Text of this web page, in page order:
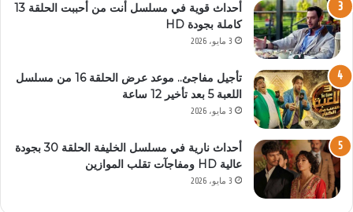
أحداث قوية في مسلسل أنت من أحببت الحلقة 13
كاملة بجودة HD
3 مايو، 2026
تأجيل مفاجئ.. موعد عرض الحلقة 16 من مسلسل
اللعبة 5 بعد تأخير 12 ساعة
3 مايو، 2026
أحداث نارية في مسلسل الخليفة الحلقة 30 بجودة
عالية HD ومفاجآت تقلب الموازين
3 مايو، 2026